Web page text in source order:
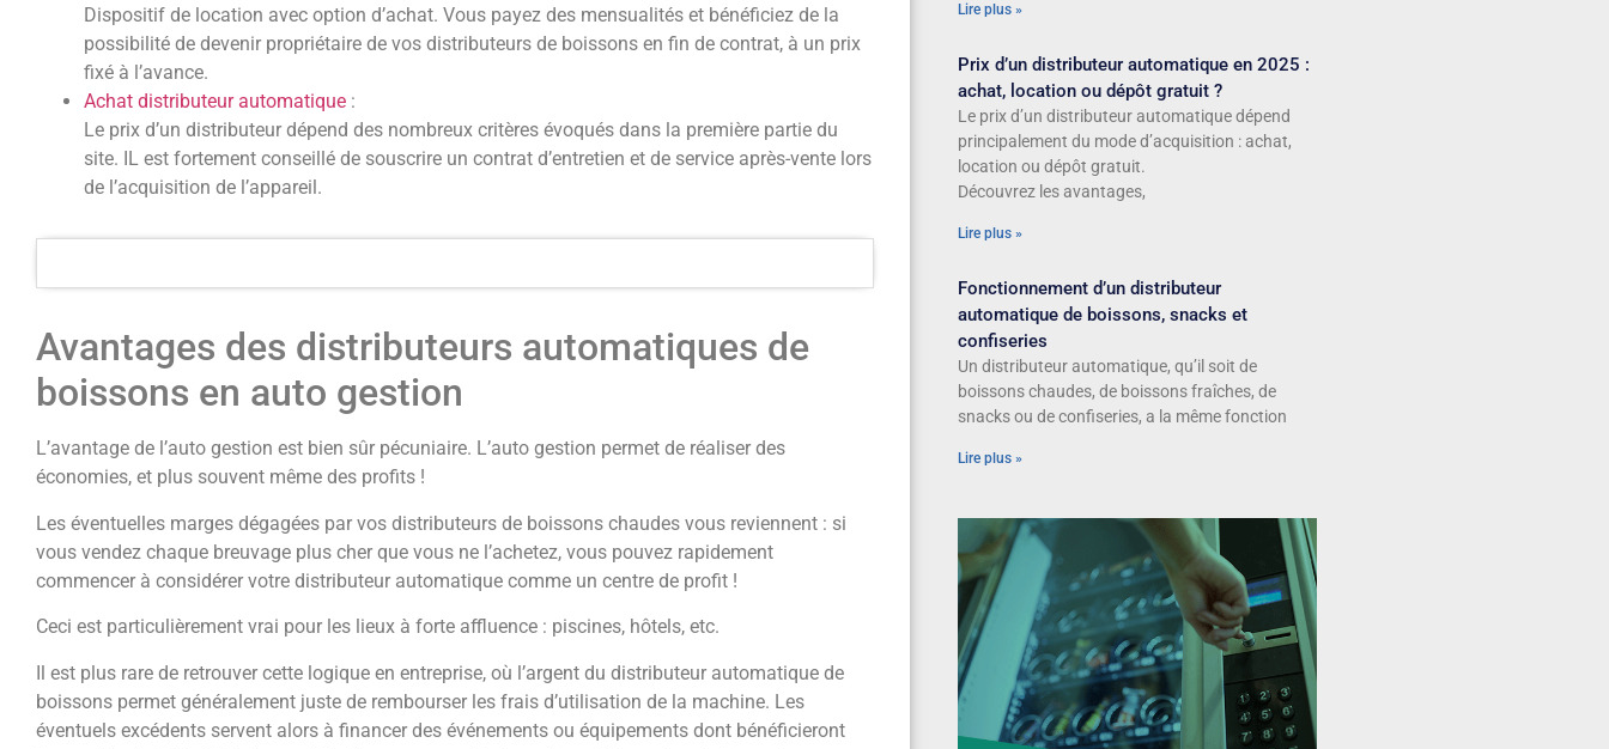
Dispositif de location avec option d’achat. Vous payez des mensualités et bénéficiez de la
possibilité de devenir propriétaire de vos distributeurs de boissons en fin de contrat, à un prix
fixé à l’avance.
Achat distributeur automatique :
Le prix d’un distributeur dépend des nombreux critères évoqués dans la première partie du
site. IL est fortement conseillé de souscrire un contrat d’entretien et de service après-vente lors
de l’acquisition de l’appareil.
Avantages des distributeurs automatiques de
boissons en auto gestion
L’avantage de l’auto gestion est bien sûr pécuniaire. L’auto gestion permet de réaliser des
économies, et plus souvent même des profits !
Les éventuelles marges dégagées par vos distributeurs de boissons chaudes vous reviennent : si
vous vendez chaque breuvage plus cher que vous ne l’achetez, vous pouvez rapidement
commencer à considérer votre distributeur automatique comme un centre de profit !
Ceci est particulièrement vrai pour les lieux à forte affluence : piscines, hôtels, etc.
Il est plus rare de retrouver cette logique en entreprise, où l’argent du distributeur automatique de
boissons permet généralement juste de rembourser les frais d’utilisation de la machine. Les
éventuels excédents servent alors à financer des événements ou équipements dont bénéficieront
Lire plus »
Prix d’un distributeur automatique en 2025 :
achat, location ou dépôt gratuit ?
Le prix d’un distributeur automatique dépend
principalement du mode d’acquisition : achat,
location ou dépôt gratuit.
Découvrez les avantages,
Lire plus »
Fonctionnement d’un distributeur
automatique de boissons, snacks et
confiseries
Un distributeur automatique, qu’il soit de
boissons chaudes, de boissons fraîches, de
snacks ou de confiseries, a la même fonction
Lire plus »